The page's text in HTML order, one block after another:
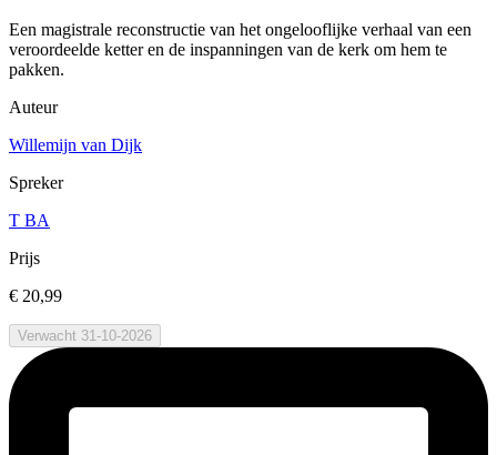
Een magistrale reconstructie van het ongelooflijke verhaal van een
veroordeelde ketter en de inspanningen van de kerk om hem te
pakken.
Auteur
Willemijn van Dijk
Spreker
T BA
Prijs
€ 20,99
Verwacht 31-10-2026